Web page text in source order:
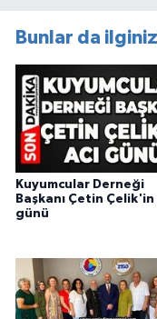
Bunlar da
Kuyumcular Derneği
Başkanı Çetin Çelik'in
günü